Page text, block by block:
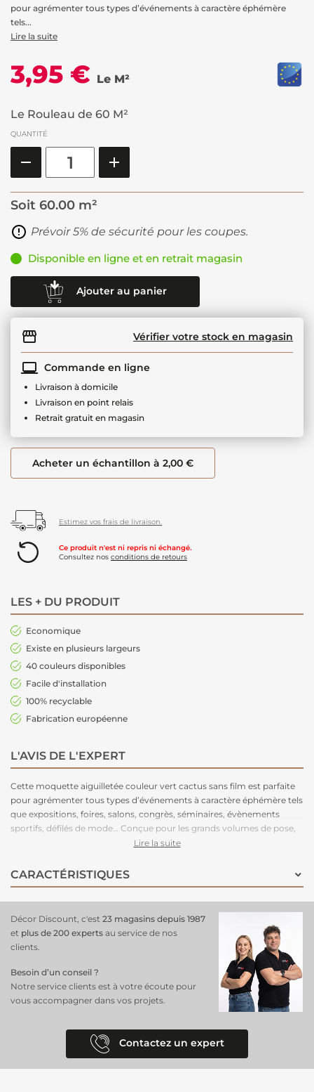
pour agrémenter tous types d’événements à caractère éphémère
tels...
Lire la suite
3,95 € Le M²
Le Rouleau de 60 M²
QUANTITÉ
Soit 60.00 m²
Prévoir 5% de sécurité pour les coupes.
Disponible en ligne et en retrait magasin
Ajouter au panier
Vérifier votre stock en magasin
Commande en ligne
Livraison à domicile
Livraison en point relais
Retrait gratuit en magasin
Acheter un échantillon à 2,00 €
Estimez vos frais de livraison.
Ce produit n'est ni repris ni échangé.
Consultez nos conditions de retours
LES + DU PRODUIT
Economique
Existe en plusieurs largeurs
40 couleurs disponibles
Facile d'installation
100% recyclable
Fabrication européenne
L'AVIS DE L'EXPERT
Cette moquette aiguilletée couleur vert cactus sans film est parfaite
pour agrémenter tous types d’événements à caractère éphémère tels
que expositions, foires, salons, congrès, séminaires, évènements
sportifs, défilés de mode… Conçue pour les grands volumes de pose,
cette moquette est légère à manipuler, facile à couper, rapide à poser
moquette peut être posée en bord à bord ou en superposé. Parce
que le respect de l’environnement est la priorité de notre fabriquant
permettant un recyclage total après l’événement.
Lire la suite
CARACTÉRISTIQUES
Décor Discount, c'est 23 magasins depuis 1987
et plus de 200 experts au service de nos
clients.
Besoin d’un conseil ?
Notre service clients est à votre écoute pour
vous accompagner dans vos projets.
Contactez un expert